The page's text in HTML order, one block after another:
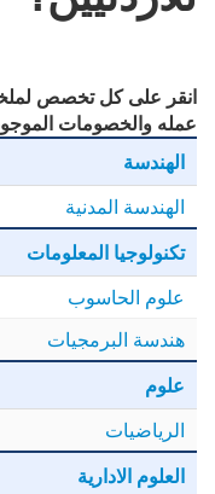
انقر على كل تخصص
عمله والخصومات
الهندسة
الهندسة المدنية
تكنولوجيا المعلومات
علوم الحاسوب
هندسة البرمجيات
علوم
الرياضيات
العلوم الادارية